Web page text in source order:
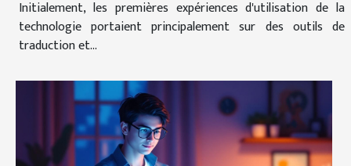
Initialement, les premières expériences d'utilisation de la
technologie portaient principalement sur des outils de
traduction et...